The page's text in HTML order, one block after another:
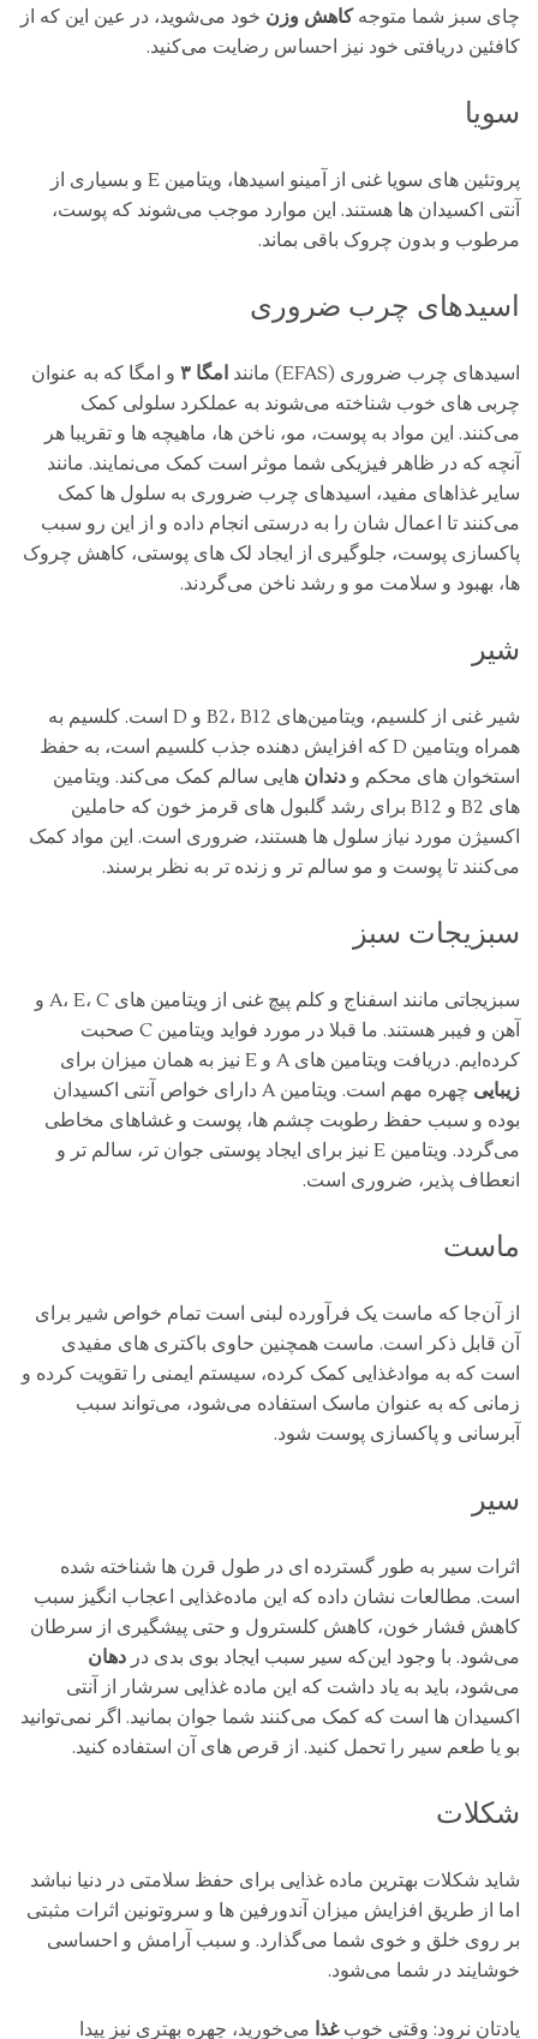
چای سبز شما متوجهکاهش وزن خود می‌شوید، در عین این ‌که از
کافئین دریافتی خود نیز احساس رضایت می‌کنید.
سویا
پروتئین‌ های سویا غنی از آمینو اسیدها، ویتامین E و بسیاری از
آنتی اکسیدان ‌ها هستند. این موارد موجب می‌شوند که پوست،
مرطوب و بدون چروک باقی بماند.
اسیدهای چرب ضروری
اسیدهای چرب ضروری (EFAS) مانند امگا ۳
و امگا که به عنوان
چربی‌ های خوب شناخته می‌شوند به عملکرد سلولی کمک
می‌کنند. این مواد به پوست، مو، ناخن‌ ها، ماهیچه‌ ها و تقریبا هر
آنچه که در ظاهر فیزیکی شما موثر است کمک می‌نمایند. مانند
سایر غذاهای مفید، اسیدهای چرب ضروری به سلول ‌ها کمک
می‌کنند تا اعمال شان را به درستی انجام داده و از این رو سبب
پاکسازی پوست، جلوگیری از ایجاد لک‌ های پوستی، کاهش چروک‌
ها، بهبود و سلامت مو و رشد ناخن می‌گردند.
شیر
شیر غنی از کلسیم، ویتامین‌های B2، B12 و D است. کلسیم به
همراه ویتامین D که افزایش‌ دهنده جذب کلسیم است، به حفظ
استخوان ‌های محکم و دندان‌ هایی سالم کمک می‌کند. ویتامین
‌های B2 و B12 برای رشد گلبول‌ های قرمز خون که حاملین
اکسیژن مورد نیاز سلول ‌ها هستند، ضروری است. این مواد کمک
می‌کنند تا پوست و مو سالم ‌تر و زنده ‌تر به نظر برسند.
سبزیجات سبز
سبزیجاتی مانند اسفناج و کلم پیچ غنی از ویتامین‌ های A، E، C و
آهن و فیبر هستند. ما قبلا در مورد فواید ویتامین C صحبت
کرده‌ایم. دریافت ویتامین ‌های A و E نیز به همان میزان برای
زیبایی
چهره مهم است. ویتامین A دارای خواص آنتی اکسیدان
بوده و سبب حفظ رطوبت چشم ‌ها، پوست و غشاهای مخاطی
می‌گردد. ویتامین E نیز برای ایجاد پوستی جوان ‌تر، سالم‌ تر و
انعطاف ‌پذیر، ضروری است.
ماست
از آن‌جا که ماست یک فرآورده لبنی است تمام خواص شیر برای
آن قابل ذکر است. ماست همچنین حاوی باکتری ‌های مفیدی
است که به موادغذایی کمک کرده، سیستم ایمنی را تقویت کرده و
زمانی که به عنوان ماسک استفاده می‌شود، می‌تواند سبب
آبرسانی و پاکسازی پوست شود.
سیر
اثرات سیر به طور گسترده ‌ای در طول قرن ‌ها شناخته شده
است. مطالعات نشان داده که این ماده‌غذایی اعجاب ‌انگیز سبب
کاهش فشار خون، کاهش کلسترول و حتی پیشگیری از سرطان
می‌شود. با وجود این‌که سیر سبب ایجاد بوی بدی در دهان
می‌شود، باید به یاد داشت که این ماده‌ غذایی سرشار از آنتی
‌اکسیدان ‌ها است که کمک می‌کنند شما جوان بمانید. اگر نمی‌توانید
بو یا طعم سیر را تحمل کنید. از قرص‌ های آن استفاده کنید.
شکلات
شاید شکلات بهترین ماده غذایی برای حفظ سلامتی در دنیا نباشد
اما از طریق افزایش میزان آندورفین ‌ها و سروتونین اثرات مثبتی
بر روی خلق و خوی شما می‌گذارد. و سبب آرامش و احساسی
خوشایند در شما می‌شود.
یادتان نرود: وقتی خوبغذا می‌خورید، چهره بهتری نیز پیدا